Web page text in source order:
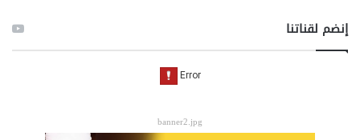
إنضم لقناتنا
banner2.jpg